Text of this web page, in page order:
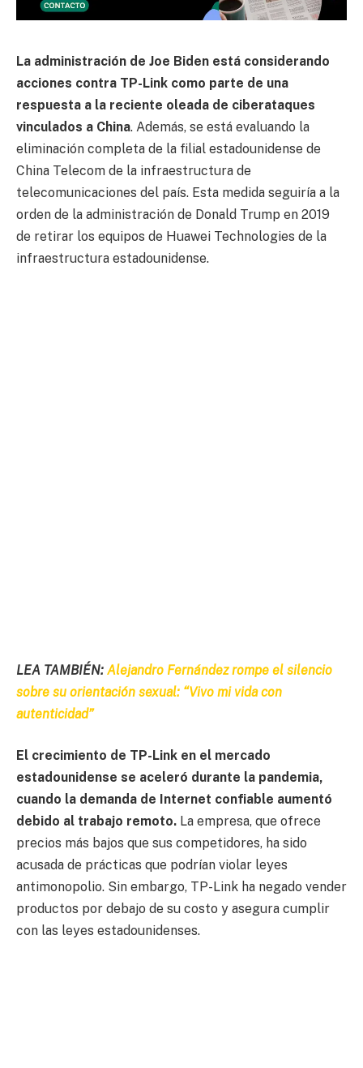
La administración de Joe Biden está considerando
acciones contra TP-Link como parte de una
respuesta a la reciente oleada de ciberataques
vinculados a China. Además, se está evaluando la
eliminación completa de la filial estadounidense de
China Telecom de la infraestructura de
telecomunicaciones del país. Esta medida seguiría a la
orden de la administración de Donald Trump en 2019
de retirar los equipos de Huawei Technologies de la
infraestructura estadounidense.
LEA TAMBIÉN: Alejandro Fernández rompe el silencio
sobre su orientación sexual: “Vivo mi vida con
autenticidad”
El crecimiento de TP-Link en el mercado
estadounidense se aceleró durante la pandemia,
cuando la demanda de Internet confiable aumentó
debido al trabajo remoto. La empresa, que ofrece
precios más bajos que sus competidores, ha sido
acusada de prácticas que podrían violar leyes
antimonopolio. Sin embargo, TP-Link ha negado vender
productos por debajo de su costo y asegura cumplir
con las leyes estadounidenses.